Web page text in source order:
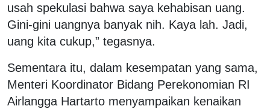
usah spekulasi bahwa saya kehabisan uang.
Gini-gini uangnya banyak nih. Kaya lah. Jadi,
uang kita cukup,” tegasnya.
Sementara itu, dalam kesempatan yang sama,
Menteri Koordinator Bidang Perekonomian RI
Airlangga Hartarto menyampaikan kenaikan